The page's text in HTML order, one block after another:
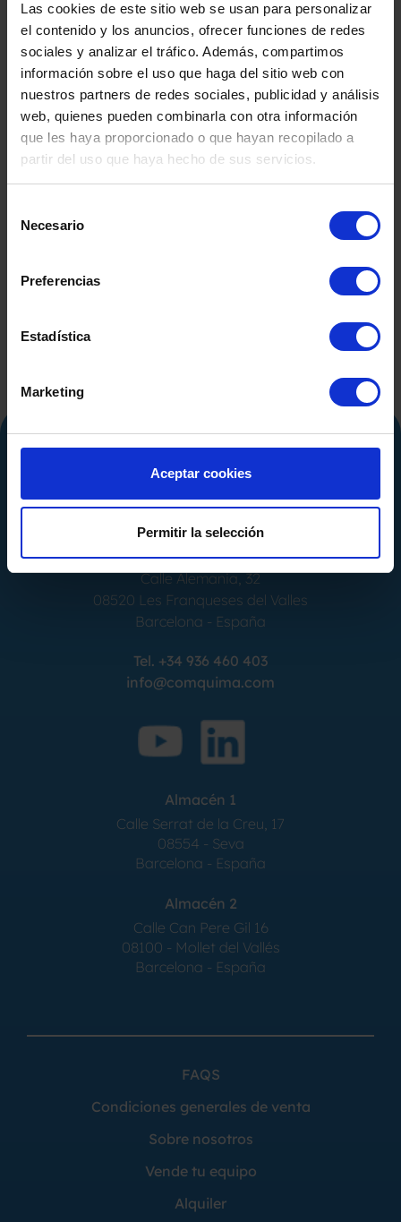
Las cookies de este sitio web se usan para personalizar
el contenido y los anuncios, ofrecer funciones de redes
sociales y analizar el tráfico. Además, compartimos
información sobre el uso que haga del sitio web con
nuestros partners de redes sociales, publicidad y análisis
web, quienes pueden combinarla con otra información
que les haya proporcionado o que hayan recopilado a
partir del uso que haya hecho de sus servicios.
Necesario
Preferencias
Estadística
Marketing
Aceptar cookies
Permitir la selección
CO.INOX
Calle Alemania, 32
08520
Les Franqueses del Valles
Barcelona - España
Tel. +34 936 460 403
info@comquima.com
Almacén 1
Calle Serrat de la Creu, 17
08554 - Seva
Barcelona - España
Almacén 2
Calle Can Pere Gil 16
08100 - Mollet del Vallés
Barcelona - España
FAQS
Condiciones generales de venta
Sobre nosotros
Vende tu equipo
Alquiler